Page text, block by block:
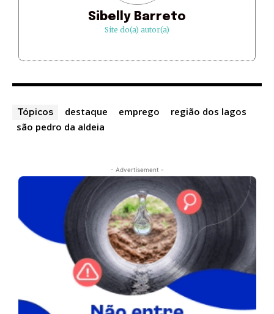
Sibelly Barreto
Site do(a) autor(a)
Tópicos destaque emprego
região dos lagos
são pedro da aldeia
- Advertisement -